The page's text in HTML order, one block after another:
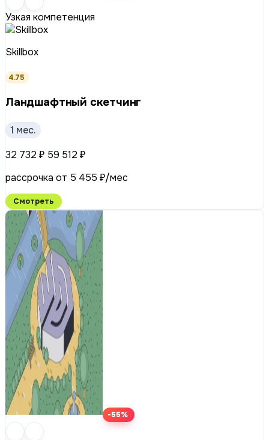
Узкая компетенция
Skillbox
4.75
Ландшафтный скетчинг
1 мес.
32 732 ₽ 59 512 ₽
рассрочка от 5 455 ₽/мес
Смотреть
-55%